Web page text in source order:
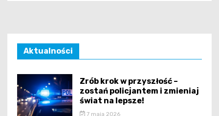
Aktualności
Zrób krok w przyszłość –
zostań policjantem i zmieniaj
świat na lepsze!
7 maja 2026